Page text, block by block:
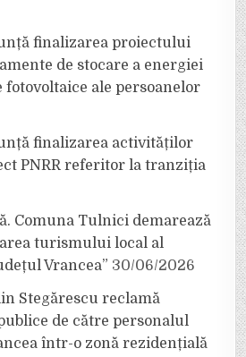
finalizarea proiectului
de stocare a energiei
fotovoltaice ale persoanelor
finalizarea activităților
PNRR referitor la tranziția
Comuna Tulnici demarează
turismului local al
Vrancea” 30/06/2026
Stegărescu reclamă
de către personalul
într-o zonă rezidențială